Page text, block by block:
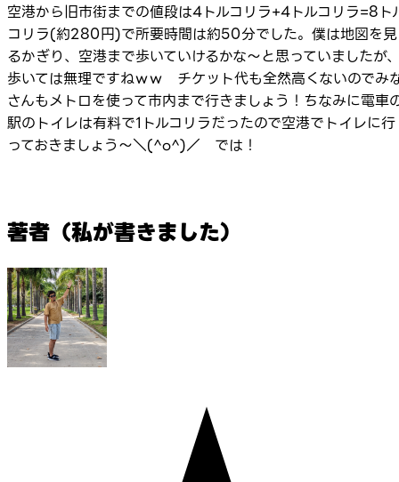
空港から旧市街までの値段は4トルコリラ+4トルコリラ=8ト
コリラ(約280円)で所要時間は約50分でした。僕は地図を見
るかぎり、空港まで歩いていけるかな～と思っていましたが
歩いては無理ですねｗｗ チケット代も全然高くないのでみ
さんもメトロを使って市内まで行きましょう！ちなみに電車
駅のトイレは有料で1トルコリラだったので空港でトイレに行
っておきましょう～＼(^o^)／ では！
著者（私が書きました）